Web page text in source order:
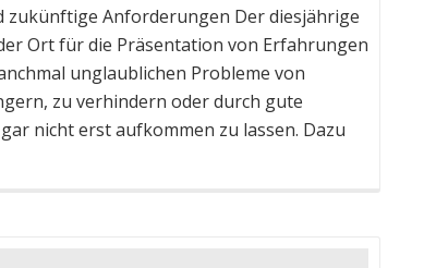
Anforderungen Der diesjährige
Ort für die Präsentation von Erfahrungen
unglaublichen Probleme von
zu verhindern oder durch gute
nicht erst aufkommen zu lassen. Dazu